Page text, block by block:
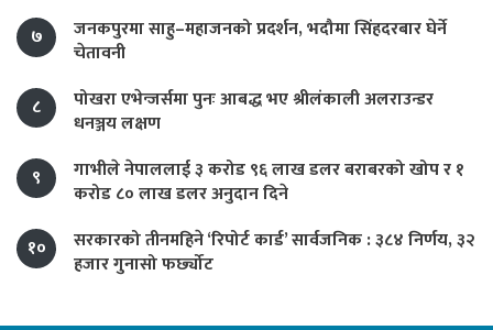
७
जनकपुरमा साहु–महाजनको प्रदर्शन, भदौमा सिंहदरबार घेर्ने
चेतावनी
८
पोखरा एभेन्जर्समा पुनः आबद्ध भए श्रीलंकाली अलराउन्डर
धनञ्जय लक्षण
९
गाभीले नेपाललाई ३ करोड ९६ लाख डलर बराबरको खोप र १
करोड ८० लाख डलर अनुदान दिने
१०
सरकारको तीनमहिने ‘रिपोर्ट कार्ड’ सार्वजनिक : ३८४ निर्णय, ३२
हजार गुनासो फर्छ्योट